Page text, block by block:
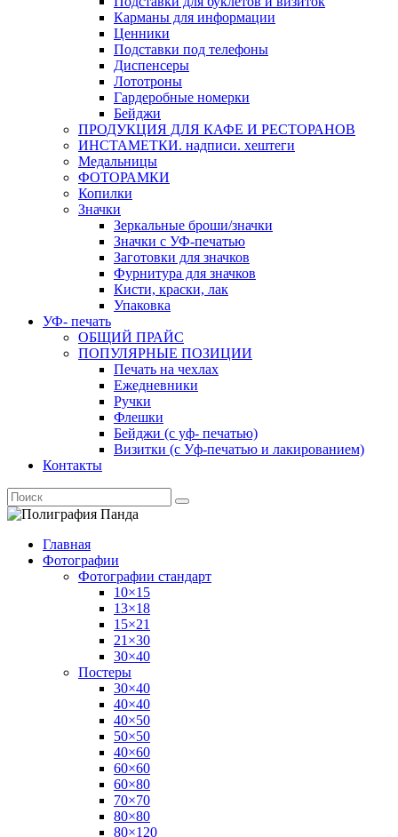
Карманы для информации
Ценники
Подставки под телефоны
Диспенсеры
Лототроны
Гардеробные номерки
Бейджи
ПРОДУКЦИЯ ДЛЯ КАФЕ И РЕСТОРАНОВ
ИНСТАМЕТКИ. надписи. хештеги
Медальницы
ФОТОРАМКИ
Копилки
Значки
Зеркальные броши/значки
Значки с УФ-печатью
Заготовки для значков
Фурнитура для значков
Кисти, краски, лак
Упаковка
УФ- печать
ОБЩИЙ ПРАЙС
ПОПУЛЯРНЫЕ ПОЗИЦИИ
Печать на чехлах
Ежедневники
Ручки
Флешки
Бейджи (с уф- печатью)
Визитки (с Уф-печатью и лакированием)
Контакты
Главная
Фотографии
Фотографии стандарт
10×15
13×18
15×21
21×30
30×40
Постеры
30×40
40×40
40×50
50×50
40×60
60×60
60×80
70×70
80×80
80×120